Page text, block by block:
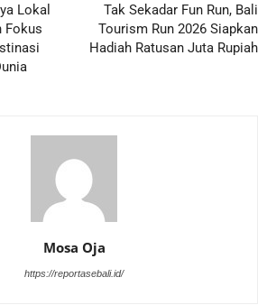
Lokal
Fokus
Tak Sekadar Fun Run, Bali
Tourism Run 2026 Siapkan
Hadiah Ratusan Juta Rupiah
Mosa Oja
https://reportasebali.id/